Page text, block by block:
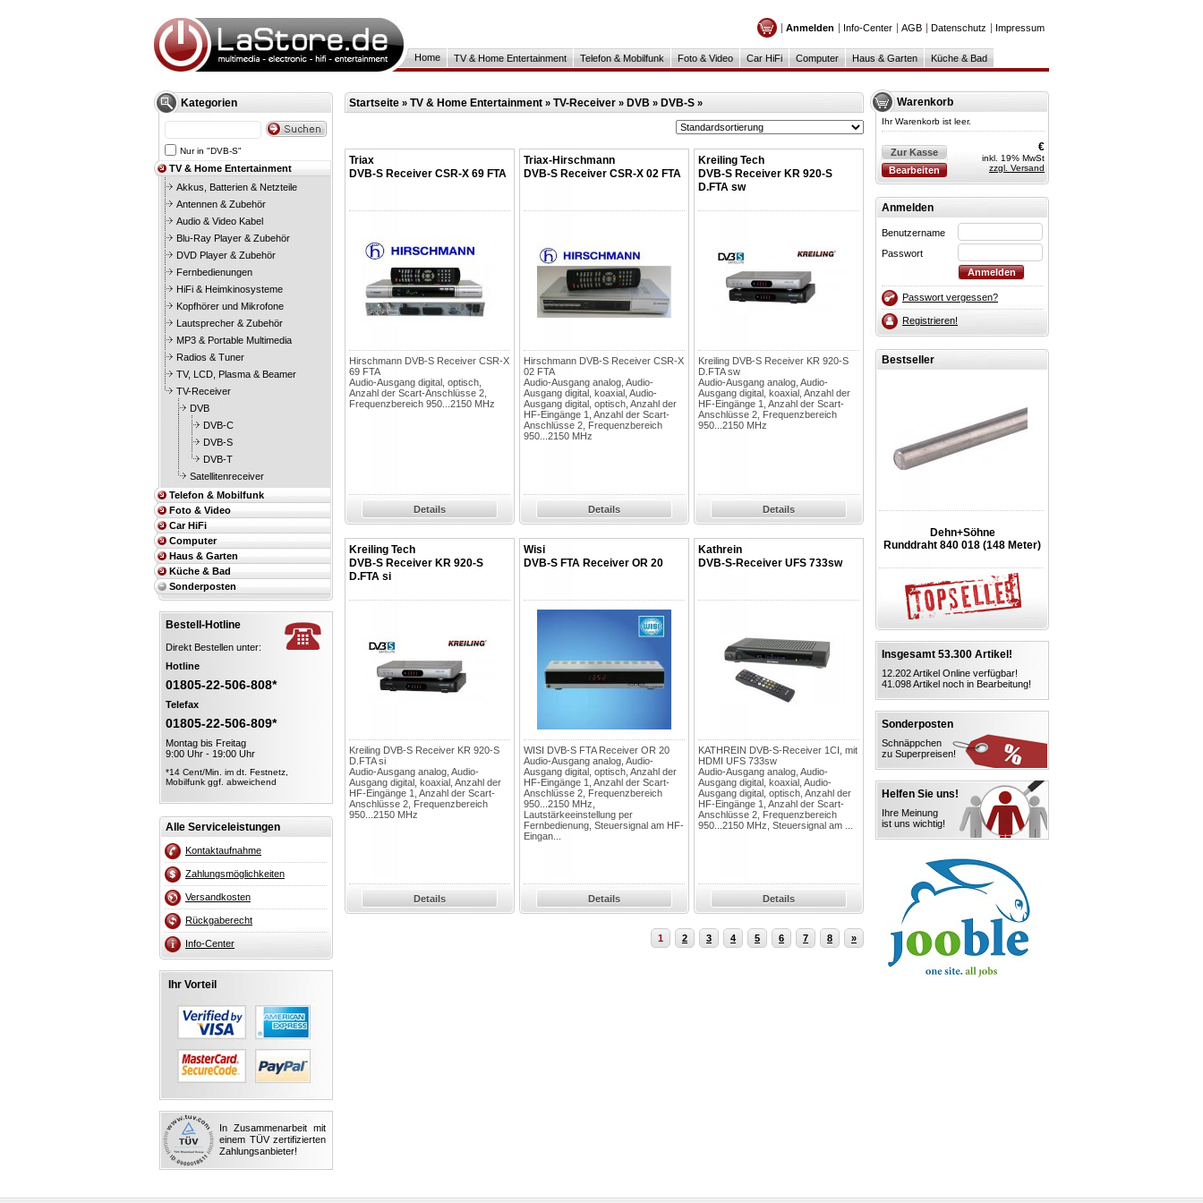
Anmelden Info-Center AGB Datenschutz Impressum
Home TV & Home Entertainment Telefon & Mobilfunk Foto & Video Car HiFi Computer Haus & Garten Küche & Bad
Kategorien
Nur in "DVB-S"
TV & Home Entertainment
Akkus, Batterien & Netzteile
Antennen & Zubehör
Audio & Video Kabel
Blu-Ray Player & Zubehör
DVD Player & Zubehör
Fernbedienungen
HiFi & Heimkinosysteme
Kopfhörer und Mikrofone
Lautsprecher & Zubehör
MP3 & Portable Multimedia
Radios & Tuner
TV, LCD, Plasma & Beamer
TV-Receiver
DVB
DVB-C
DVB-S
DVB-T
Satellitenreceiver
Telefon & Mobilfunk
Foto & Video
Car HiFi
Computer
Haus & Garten
Küche & Bad
Sonderposten
Bestell-Hotline
Direkt Bestellen unter:
Hotline
01805-22-506-808*
Telefax
01805-22-506-809*
Montag bis Freitag
9:00 Uhr - 19:00 Uhr
*14 Cent/Min. im dt. Festnetz,
Mobilfunk ggf. abweichend
Alle Serviceleistungen
Kontaktaufnahme
Zahlungsmöglichkeiten
Versandkosten
Rückgaberecht
Info-Center
Ihr Vorteil
In Zusammenarbeit mit
einem TÜV zertifizierten
Zahlungsanbieter!
Startseite » TV & Home Entertainment » TV-Receiver » DVB » DVB-S »
Triax
DVB-S Receiver CSR-X 69 FTA
Hirschmann DVB-S Receiver CSR-X
69 FTA
Audio-Ausgang digital, optisch,
Anzahl der Scart-Anschlüsse 2,
Frequenzbereich 950...2150 MHz
Details
Triax-Hirschmann
DVB-S Receiver CSR-X 02 FTA
Hirschmann DVB-S Receiver CSR-X
02 FTA
Audio-Ausgang analog, Audio-
Ausgang digital, koaxial, Audio-
Ausgang digital, optisch, Anzahl der
HF-Eingänge 1, Anzahl der Scart-
Anschlüsse 2, Frequenzbereich
950...2150 MHz
Details
Kreiling Tech
DVB-S Receiver KR 920-S
D.FTA sw
Kreiling DVB-S Receiver KR 920-S
D.FTA sw
Audio-Ausgang analog, Audio-
Ausgang digital, koaxial, Anzahl der
HF-Eingänge 1, Anzahl der Scart-
Anschlüsse 2, Frequenzbereich
950...2150 MHz
Details
Kreiling Tech
DVB-S Receiver KR 920-S
D.FTA si
Kreiling DVB-S Receiver KR 920-S
D.FTA si
Audio-Ausgang analog, Audio-
Ausgang digital, koaxial, Anzahl der
HF-Eingänge 1, Anzahl der Scart-
Anschlüsse 2, Frequenzbereich
950...2150 MHz
Details
Wisi
DVB-S FTA Receiver OR 20
WISI DVB-S FTA Receiver OR 20
Audio-Ausgang analog, Audio-
Ausgang digital, optisch, Anzahl der
HF-Eingänge 1, Anzahl der Scart-
Anschlüsse 2, Frequenzbereich
950...2150 MHz,
Lautstärkeeinstellung per
Fernbedienung, Steuersignal am HF-
Eingan...
Details
Kathrein
DVB-S-Receiver UFS 733sw
KATHREIN DVB-S-Receiver 1CI, mit
HDMI UFS 733sw
Audio-Ausgang analog, Audio-
Ausgang digital, koaxial, Audio-
Ausgang digital, optisch, Anzahl der
HF-Eingänge 1, Anzahl der Scart-
Anschlüsse 2, Frequenzbereich
950...2150 MHz, Steuersignal am ...
Details
1 2 3 4 5 6 7 8 »
Warenkorb
Ihr Warenkorb ist leer.
€
inkl. 19% MwSt
zzgl. Versand
Zur Kasse
Bearbeiten
Anmelden
Benutzername
Passwort
Passwort vergessen?
Registrieren!
Bestseller
Dehn+Söhne
Runddraht 840 018 (148 Meter)
Insgesamt 53.300 Artikel!
12.202 Artikel Online verfügbar!
41.098 Artikel noch in Bearbeitung!
Sonderposten
Schnäppchen
zu Superpreisen!
Helfen Sie uns!
Ihre Meinung
ist uns wichtig!